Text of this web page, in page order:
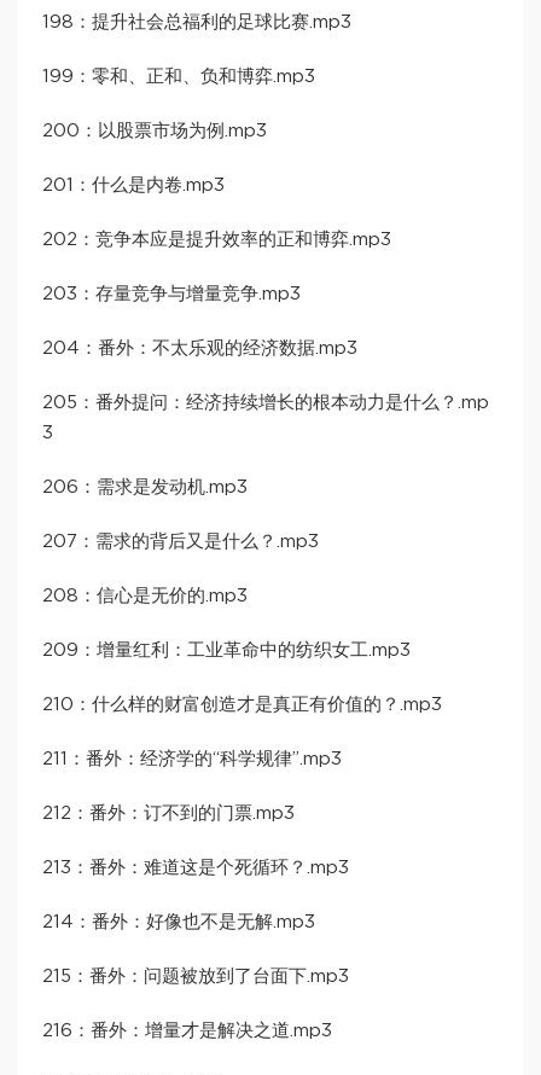
198：提升社会总福利的足球比赛.mp3
199：零和、正和、负和博弈.mp3
200：以股票市场为例.mp3
201：什么是内卷.mp3
202：竞争本应是提升效率的正和博弈.mp3
203：存量竞争与增量竞争.mp3
204：番外：不太乐观的经济数据.mp3
205：番外提问：经济持续增长的根本动力是什么？.mp
3
206：需求是发动机.mp3
207：需求的背后又是什么？.mp3
208：信心是无价的.mp3
209：增量红利：工业革命中的纺织女工.mp3
210：什么样的财富创造才是真正有价值的？.mp3
211：番外：经济学的“科学规律”.mp3
212：番外：订不到的门票.mp3
213：番外：难道这是个死循环？.mp3
214：番外：好像也不是无解.mp3
215：番外：问题被放到了台面下.mp3
216：番外：增量才是解决之道.mp3